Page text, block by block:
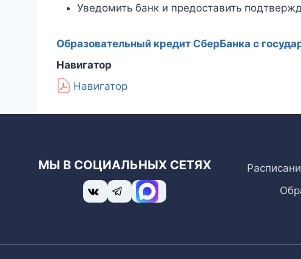
Уведомить банк и предоставить
Образовательный кредит СберБанка с
Навигатор
Навигатор
МЫ В СОЦИАЛЬНЫХ СЕТЯХ